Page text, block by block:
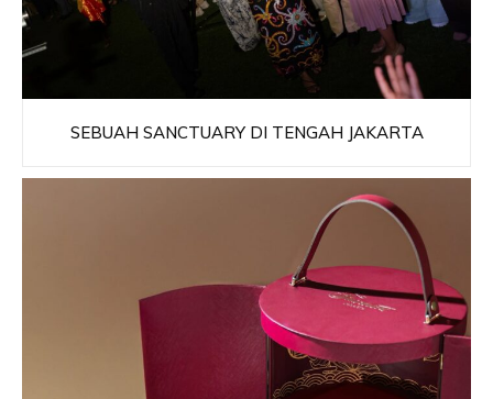
SEBUAH SANCTUARY DI TENGAH JAKARTA